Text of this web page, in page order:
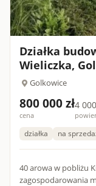
Działka
Wieliczka,
Golkowice
800 000 zł
cena
4
działka na
40 arowa w pobliżu Krakowa i
zagospodarowania